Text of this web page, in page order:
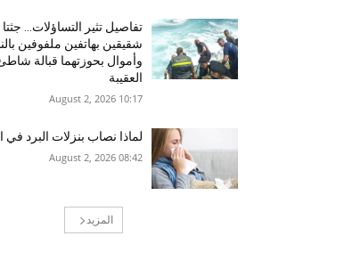
تفاصيل تثير التساؤلات… جثتا
شقيقين بهاتفين ملفوفين
وأموال بحوزتهما قبالة
العقيبة
10:17 2026 ,August 2
لماذا نصاب بنزلات البرد
08:42 2026 ,August 2
المزيد